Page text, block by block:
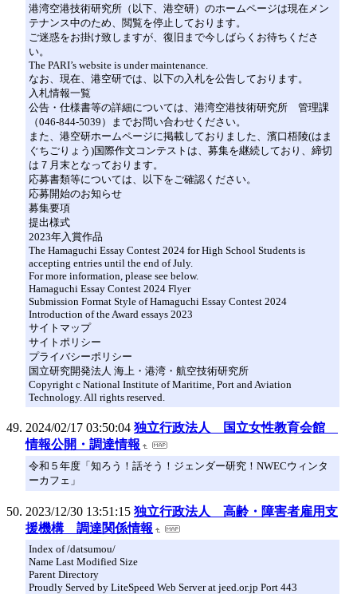
港湾空港技術研究所（以下、港空研）のホームページは現在メン
テナンス中のため、閲覧を停止しております。
ご迷惑をお掛け致しますが、復旧まで今しばらくお待ちくださ
い。
The PARI’s website is under maintenance.
なお、現在、港空研では、以下の入札を公告しております。
入札情報一覧
公告・仕様書等の詳細については、港湾空港技術研究所 管理課
（046-844-5039）までお問い合わせください。
また、港空研ホームページに掲載しておりました、濱口梧陵(はま
ぐちごりょう)国際作文コンテストは、募集を継続しており、締切
は７月末となっております。
応募書類等については、以下をご確認ください。
応募開始のお知らせ
募集要項
提出様式
2023年入賞作品
The Hamaguchi Essay Contest 2024 for High School Students is
accepting entries until the end of July.
For more information, please see below.
Hamaguchi Essay Contest 2024 Flyer
Submission Format Style of Hamaguchi Essay Contest 2024
Introduction of the Award essays 2023
サイトマップ
サイトポリシー
プライバシーポリシー
国立研究開発法人 海上・港湾・航空技術研究所
Copyright c National Institute of Maritime, Port and Aviation
Technology. All rights reserved.
2024/02/17 03:50:04 独立行政法人 国立女性教育会館
情報公開・調達情報
令和５年度「知ろう！話そう！ジェンダー研究！NWECウィンタ
ーカフェ」
2023/12/30 13:51:15 独立行政法人 高齢・障害者雇用支
援機構 調達関係情報
Index of /datsumou/
Name Last Modified Size
Parent Directory
Proudly Served by LiteSpeed Web Server at jeed.or.jp Port 443